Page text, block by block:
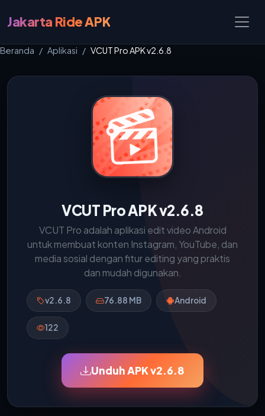
Jakarta Ride APK
Beranda Aplikasi VCUT Pro APK v2.6.8
VCUT Pro APK v2.6.8
VCUT Pro adalah aplikasi edit video Android
untuk membuat konten Instagram, YouTube, dan
media sosial dengan fitur editing yang praktis
dan mudah digunakan.
v2.6.8 76.88 MB Android
122
Unduh APK v2.6.8